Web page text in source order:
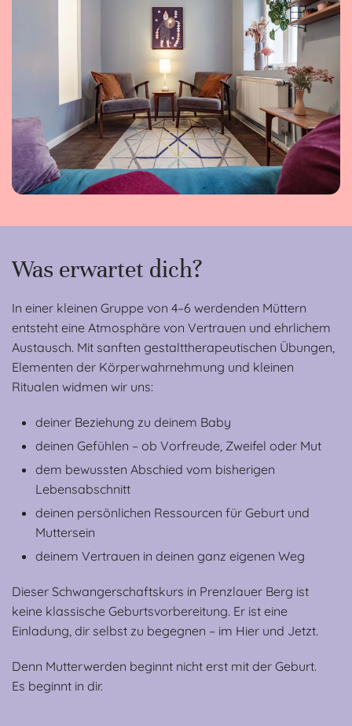
Was erwartet dich?
In einer kleinen Gruppe von 4–6 werdenden Müttern
entsteht eine Atmosphäre von Vertrauen und ehrlichem
Austausch. Mit sanften gestalttherapeutischen Übungen,
Elementen der Körperwahrnehmung und kleinen
Ritualen widmen wir uns:
deiner Beziehung zu deinem Baby
deinen Gefühlen – ob Vorfreude, Zweifel oder Mut
dem bewussten Abschied vom bisherigen
Lebensabschnitt
deinen persönlichen Ressourcen für Geburt und
Muttersein
deinem Vertrauen in deinen ganz eigenen Weg
Dieser Schwangerschaftskurs in Prenzlauer Berg ist
keine klassische Geburtsvorbereitung. Er ist eine
Einladung, dir selbst zu begegnen – im Hier und Jetzt.
Denn Mutterwerden beginnt nicht erst mit der Geburt.
Es beginnt in dir.